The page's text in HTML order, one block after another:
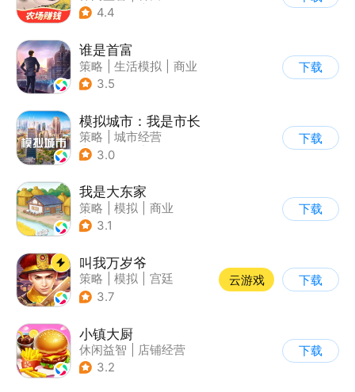
| 田园生活
4.4
谁是首富
策略 生活模拟
商业
| 写实
3.5
下载
模拟城市：我是市长
策略
城市经营
| 模拟城市
3.0
下载
我是大东家
策略 模拟
商业
| 卡通
3.1
下载
叫我万岁爷
策略 模拟
宫廷
| 剧情
3.7
云游戏 下载
小镇大厨
休闲益智
店铺经营
| 美食
3.2
下载